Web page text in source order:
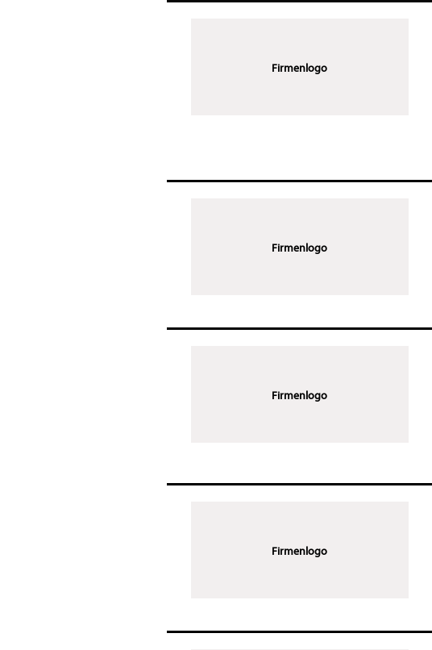
Firmenlogo
Firmenlogo
Firmenlogo
Firmenlogo